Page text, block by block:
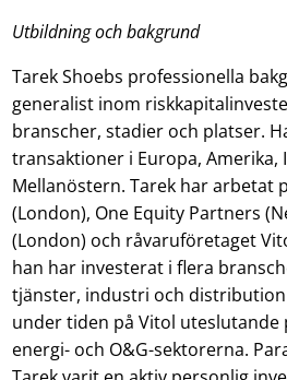
Utbildning och bakgrund
Tarek Shoebs professionella
generalist inom
branscher, stadier och platser.
transaktioner i Europa, Amerika,
Mellanöstern. Tarek har arbetat
(London), One Equity Partners
(London) och råvaruföretaget
han har investerat i flera
tjänster, industri och distribution
under tiden på Vitol uteslutande
energi- och O&G-sektorerna.